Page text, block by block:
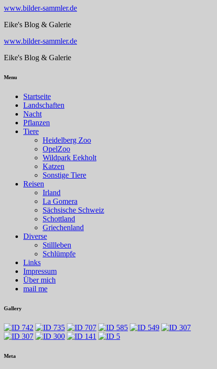
www.bilder-sammler.de
Eike's Blog & Galerie
www.bilder-sammler.de
Eike's Blog & Galerie
Menu
Startseite
Landschaften
Nacht
Pflanzen
Tiere
Heidelberg Zoo
OpelZoo
Wildpark Eekholt
Katzen
Sonstige Tiere
Reisen
Irland
La Gomera
Sächsische Schweiz
Schottland
Griechenland
Diverse
Stillleben
Schlümpfe
Links
Impressum
Über mich
mail me
Gallery
Meta